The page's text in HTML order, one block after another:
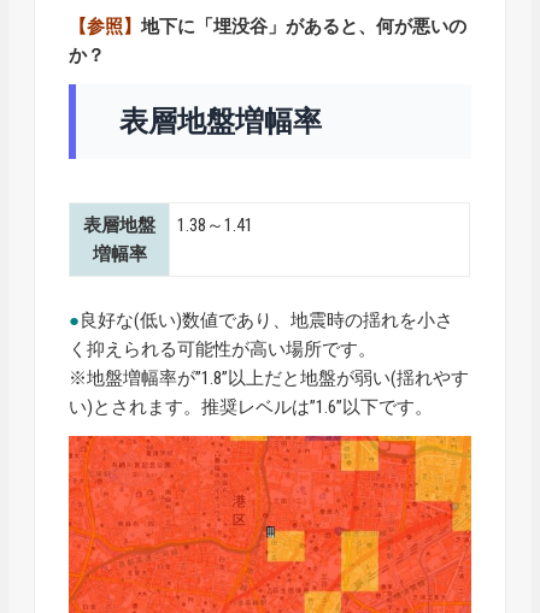
【参照】地下に「埋没谷」があると、何が悪いの
か？
表層地盤増幅率
表層地盤
増幅率
1.38～1.41
●良好な(低い)数値であり、地震時の揺れを小さ
く抑えられる可能性が高い場所です。
※地盤増幅率が”1.8”以上だと地盤が弱い(揺れやす
い)とされます。推奨レベルは”1.6”以下です。